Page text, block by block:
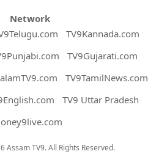
Network
TV9Kannada.com
TV9Gujarati.com
TV9TamilNews.com
TV9 Uttar Pradesh
Assam TV9. All Rights Reserved.